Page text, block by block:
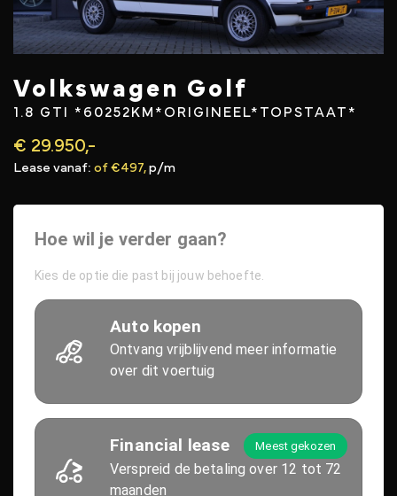
Volkswagen Golf
1.8 GTI *60252KM*ORIGINEEL*TOPSTAAT*
€ 29.950,-
Lease vanaf: of €497, p/m